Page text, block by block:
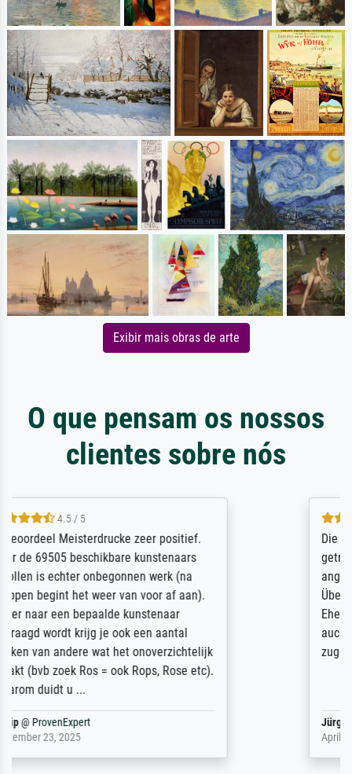
Exibir mais obras de arte
O que pensam os nossos
clientes sobre nós
Die Zufriedenheit ist auch nicht dadurch
getrübt, dass das Bild entgegen einer
angegebenen Lieferanschrift (sollte eine
Überraschung für die normannische
Ehefrau sein zum Hochzeits- gleichzeitig
auch Geburtstag sein) doch nach zu Hause
zugestellt wurde.
Jürgen
April 22, 2026